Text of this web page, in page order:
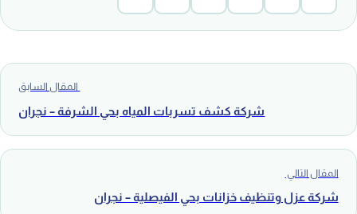
المقال السابق
شركة كشف تسربات المياه بحي الشرفة – نجران
المقال التالي
شركة عزل وتنظيف خزانات بحي الفيصلية – نجران